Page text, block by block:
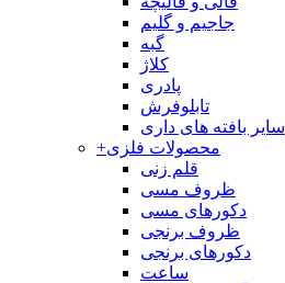
جاجیم و گلیم
گبه
کلاژ
پادری
تابلوفرش
سایر بافته های داری
+محصولات فلزی
قلم زنی
ظروف مسی
دکورهای مسی
ظروف برنجی
دکورهای برنجی
ساعت